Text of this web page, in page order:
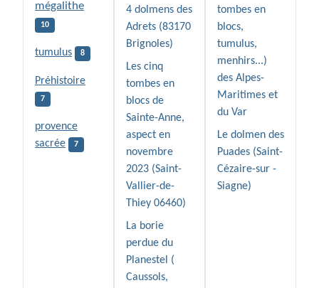
mégalithe
10
tumulus 8
Préhistoire
7
provence
sacrée
7
4 dolmens des
Adrets (83170
Brignoles)
Les cinq
tombes en
blocs de
Sainte-Anne,
aspect en
novembre
2023 (Saint-
Vallier-de-
Thiey 06460)
La borie
perdue du
Planestel (
Caussols,
tombes en
blocs,
tumulus,
menhirs...)
des Alpes-
Maritimes et
du Var
Le dolmen des
Puades (Saint-
Cézaire-sur -
Siagne)